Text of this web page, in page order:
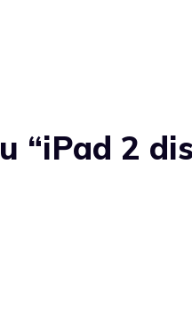
“iPad 2